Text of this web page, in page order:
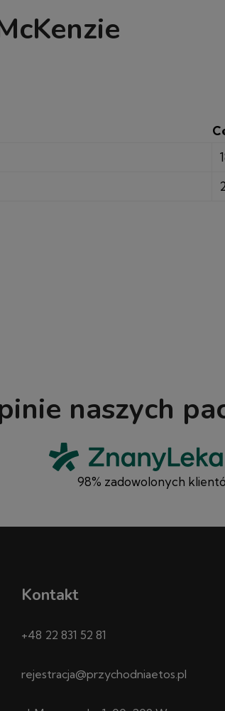
naszych
98% zadowolonych
Kontakt
+48 22 831 52 81
rejestracja@przychodniaetos.pl